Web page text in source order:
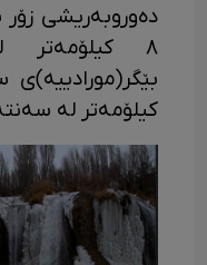
دەوروبەریشی
٨
کیلۆمەتر لە